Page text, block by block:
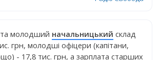
та молодший начальницький склад
грн, молодші офіцери (капітани,
- 17,8 тис. грн, а зарплата старших